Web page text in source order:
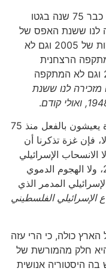
בצלאל סמוטריץ' צודק. תושבי עזה חיים כבר 75 שנה בגטו
לנו ששנת האפס של
הסכסוך היא לא 1967, וגם לא ההתנתקות של 2005 וגם לא
וגם לא המתקפה הרצחנית
והנפשעת של חמאס 7 באוקטובר 2023 וגם לא המתקפה
מזכירה לנו ששנת
.
بتساليل سموتريتش على حق. سكان غزة يعيشون بالفعل منذ 75
فإن غزة تذكرنا أن
للصراع ليست سنة 1967، ولا الانسحاب الإسرائيلي
عام 2005، ولا انقلاب حماس عام 2007، ولا الهجوم الدموي
ولا الهجوم الإسرائيلي المدمر الذي
الفلسطيني
הארץ כולה, כי הרי עזה
חלק מהמורשת של
בה היסטוריה אנושית